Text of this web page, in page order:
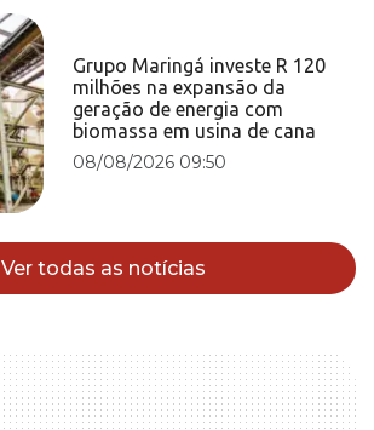
Grupo Maringá investe R 120
milhões na expansão da
geração de energia com
biomassa em usina de cana
08/08/2026 09:50
Ver todas as notícias